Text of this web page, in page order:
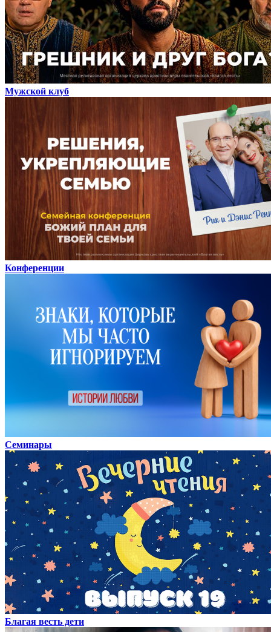
Мужской клуб
Конференции
Семинары
Благая весть дети